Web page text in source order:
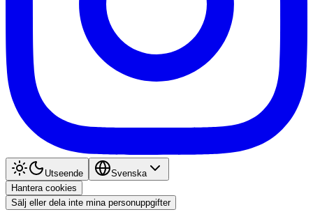
Utseende
Svenska
Hantera cookies
Sälj eller dela inte mina personuppgifter